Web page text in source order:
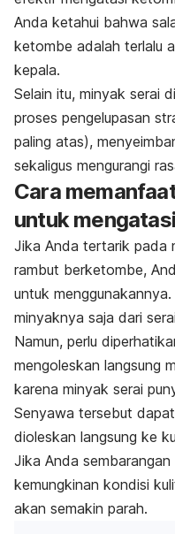
Anda ketahui bahwa
ketombe adalah terlalu
kepala.
Selain itu, minyak serai
proses pengelupasan
paling atas),
sekaligus mengurangi
Cara
untuk
Jika Anda tertarik pada
rambut berketombe,
untuk
minyaknya saja dari
Namun, perlu
mengoleskan langsung
karena minyak serai
Senyawa tersebut
dioleskan langsung ke
Jika Anda
kemungkinan kondisi
akan semakin parah.